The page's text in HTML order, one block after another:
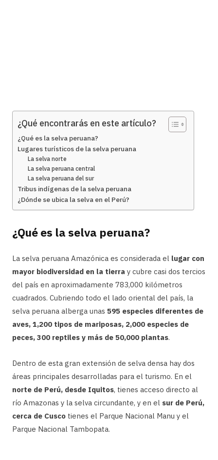
¿Qué encontrarás en este artículo?
¿Qué es la selva peruana?
Lugares turísticos de la selva peruana
La selva norte
La selva peruana central
La selva peruana del sur
Tribus indígenas de la selva peruana
¿Dónde se ubica la selva en el Perú?
¿Qué es la selva peruana?
La selva peruana Amazónica es considerada el lugar con
mayor biodiversidad en la tierra y cubre casi dos tercios
del país en aproximadamente 783,000 kilómetros
cuadrados. Cubriendo todo el lado oriental del país, la
selva peruana alberga unas 595 especies diferentes de
aves, 1,200 tipos de mariposas, 2,000 especies de
peces, 300 reptiles y más de 50,000 plantas.
Dentro de esta gran extensión de selva densa hay dos
áreas principales desarrolladas para el turismo. En el
norte de Perú, desde Iquitos, tienes acceso directo al
río Amazonas y la selva circundante, y en el sur de Perú,
cerca de Cusco tienes el Parque Nacional Manu y el
Parque Nacional Tambopata.